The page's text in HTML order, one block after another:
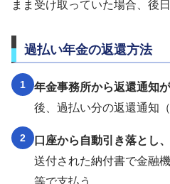
まま受け取っていた場合、後
過払い年金の返還方法
1 年金事務所から返還通知が
後、過払い分の返還通知
2 口座から自動引き落とし
送付された納付書で金融
等で支払う